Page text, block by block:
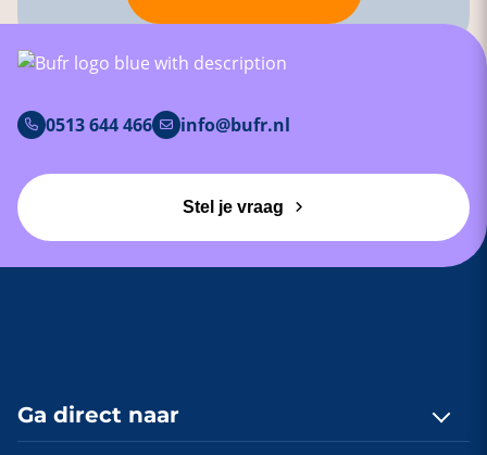
0513 644 466 info@bufr.nl
Stel je vraag
Ga direct naar